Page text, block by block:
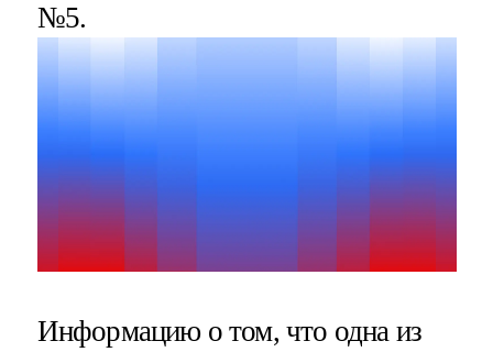
№5.
Информацию о том, что одна из